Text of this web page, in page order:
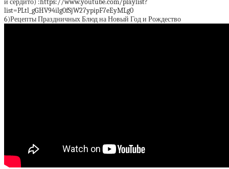
и сердито) :https://www.youtube.com/playlist?
list=PLtl_gGHV94ilg0fSjW27ypipF7eEyMLg0
6)Рецепты Праздничных Блюд на Новый Год и Рождество